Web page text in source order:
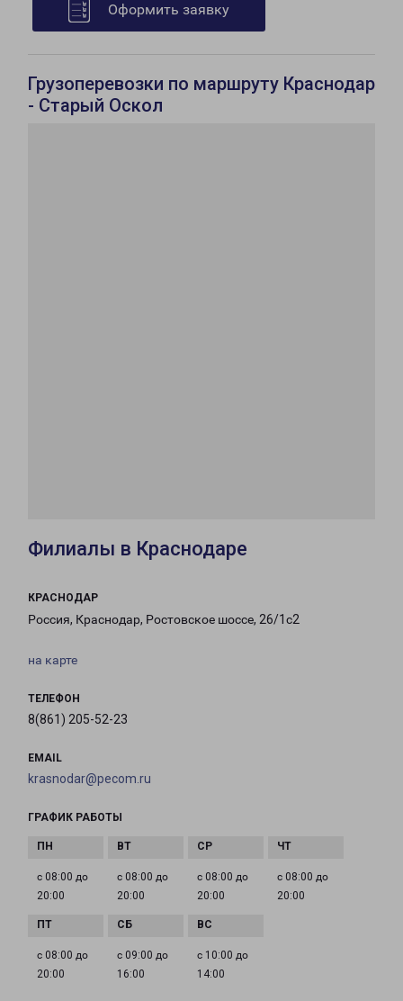
Оформить заявку
Грузоперевозки по маршруту Краснодар
- Старый Оскол
Филиалы в Краснодаре
КРАСНОДАР
Россия, Краснодар, Ростовское шоссе, 26/1с2
на карте
ТЕЛЕФОН
8(861) 205-52-23
EMAIL
krasnodar@pecom.ru
ГРАФИК РАБОТЫ
с 08:00 до
20:00
с 08:00 до
20:00
с 08:00 до
20:00
с 08:00 до
20:00
с 08:00 до
20:00
с 09:00 до
16:00
с 10:00 до
14:00